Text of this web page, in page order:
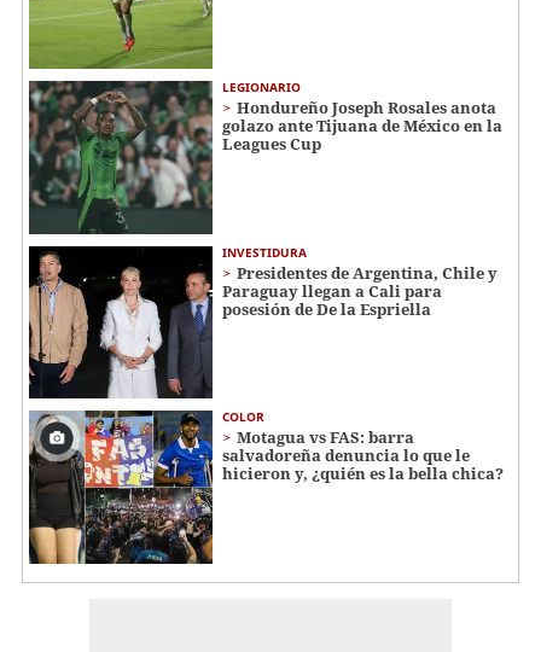
LEGIONARIO
Hondureño Joseph Rosales anota
golazo ante Tijuana de México en la
Leagues Cup
INVESTIDURA
Presidentes de Argentina, Chile y
Paraguay llegan a Cali para
posesión de De la Espriella
COLOR
Motagua vs FAS: barra
salvadoreña denuncia lo que le
hicieron y, ¿quién es la bella chica?